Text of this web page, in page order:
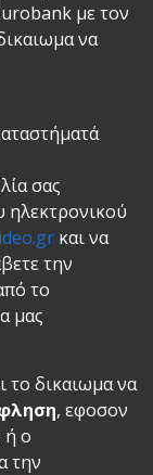
με τον
να
σας
και να
την
το
μας
το δικαιωμα να
, εφοσον
ή ο
την